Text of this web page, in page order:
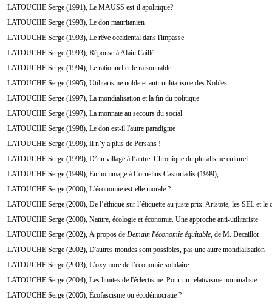
LATOUCHE Serge (1991), Le MAUSS est-il apolitique?
LATOUCHE Serge (1993), Le don mauritanien
LATOUCHE Serge (1993), Le rêve occidental dans l'impasse
LATOUCHE Serge (1993), Réponse à Alain Caillé
LATOUCHE Serge (1994), Le rationnel et le raisonnable
LATOUCHE Serge (1995), Utilitarisme noble et anti-utilitarisme des Nobles
LATOUCHE Serge (1997), La mondialisation et la fin du politique
LATOUCHE Serge (1997), La monnaie au secours du social
LATOUCHE Serge (1998), Le don est-il l'autre paradigme
LATOUCHE Serge (1999), Il n’y a plus de Persans !
LATOUCHE Serge (1999), D’un village à l’autre. Chronique du pluralisme culturel
LATOUCHE Serge (1999), En hommage à Cornelius Castoriadis (1999),
LATOUCHE Serge (2000), L’économie est-elle morale ?
LATOUCHE Serge (2000), De l’éthique sur l’étiquette au juste prix. Aristote, les SEL et le
LATOUCHE Serge (2000), Nature, écologie et économie. Une approche anti-utilitariste
LATOUCHE Serge (2002), À propos de Demain l'économie équitable, de M. Decaillot
LATOUCHE Serge (2002), D'autres mondes sont possibles, pas une autre mondialisation
LATOUCHE Serge (2003), L’oxymore de l’économie solidaire
LATOUCHE Serge (2004), Les limites de l'éclectisme. Pour un relativisme nominaliste
LATOUCHE Serge (2005), Écofascisme ou écodémocratie ?